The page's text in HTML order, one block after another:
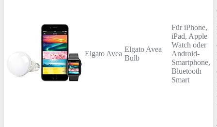
Elgato Avea
Elgato Avea
Bulb
Für iPhone,
iPad, Apple
Watch oder
Android-
Smartphone,
Bluetooth
Smart